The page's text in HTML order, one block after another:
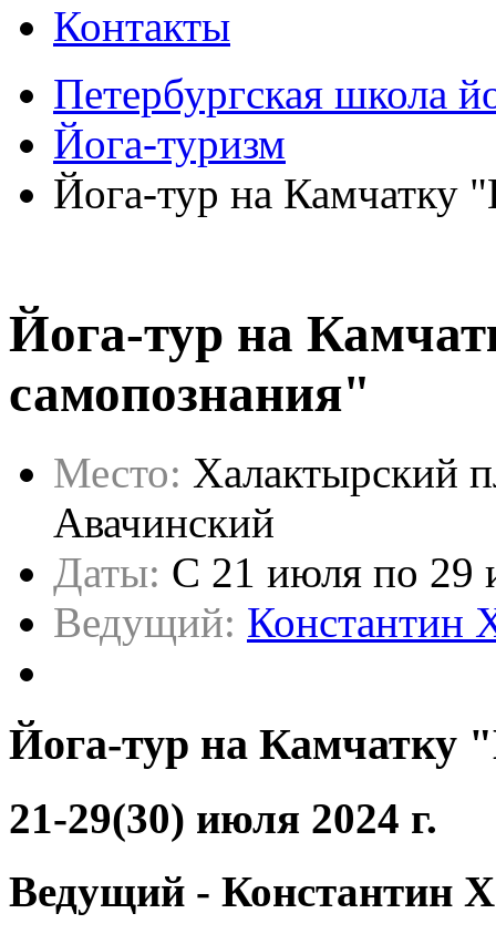
Контакты
Петербургская школа
Йога-туризм
Йога-тур на Камчатку
Йога-тур на
самопознания"
Место: Халактырский
Авачинский
Даты: C 21 июля по 29
Ведущий: Константин
Йога-тур на Камчатку
21-29(30) июля 2024 г.
Ведущий - Константин